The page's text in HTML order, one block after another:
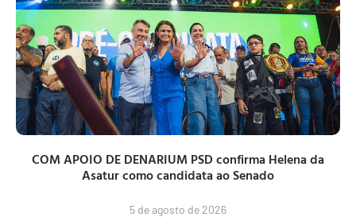
COM APOIO DE DENARIUM PSD confirma Helena da
Asatur como candidata ao Senado
5 de agosto de 2026